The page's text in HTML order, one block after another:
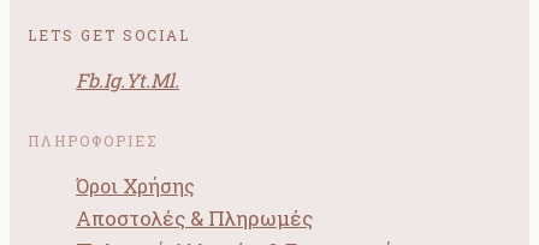
LETS GET SOCIAL
Fb.Ig.Yt.Ml.
ΠΛΗΡΟΦΟΡΙΕΣ
Όροι Χρήσης
Αποστολές & Πληρωμές